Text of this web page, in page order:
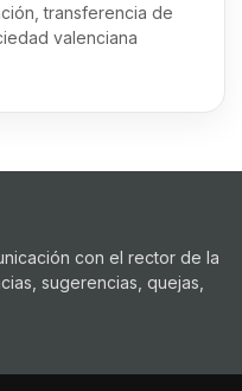
transferencia de
valenciana
con el rector de la
sugerencias, quejas,